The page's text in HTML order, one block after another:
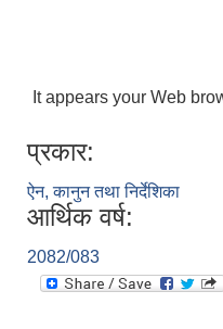
It appears your Web
प्रकार:
ऐन, कानुन तथा निर्देशिका
आर्थिक वर्ष:
2082/083